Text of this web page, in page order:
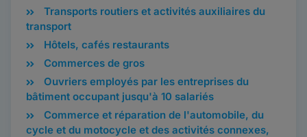
Transports routiers et activités auxiliaires du
transport
Hôtels, cafés restaurants
Commerces de gros
Ouvriers employés par les entreprises du
bâtiment occupant jusqu'à 10 salariés
Commerce et réparation de l'automobile, du
cycle et du motocycle et des activités connexes,